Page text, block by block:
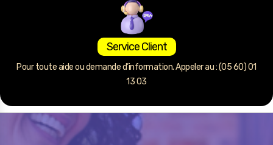
Service Client
Pour toute aide ou demande d’information. Appeler au : (05 60) 01
13 03